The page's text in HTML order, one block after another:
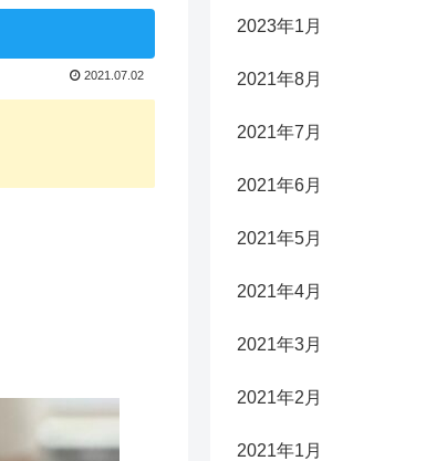
2021.07.02
2023年1月
2021年8月
2021年7月
2021年6月
2021年5月
2021年4月
2021年3月
2021年2月
2021年1月